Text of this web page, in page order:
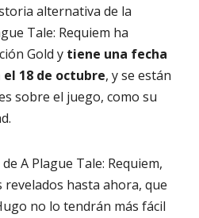
alternativa de la
Tale: Requiem ha
Gold y tiene una fecha
18 de octubre, y se están
sobre el juego, como su
A Plague Tale: Requiem,
hasta ahora, que
no lo tendrán más fácil